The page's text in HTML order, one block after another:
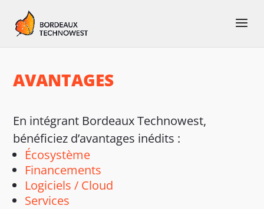
AVANTAGES
En intégrant Bordeaux Technowest,
bénéficiez d’avantages inédits :
Écosystème
Financements
Logiciels / Cloud
Services